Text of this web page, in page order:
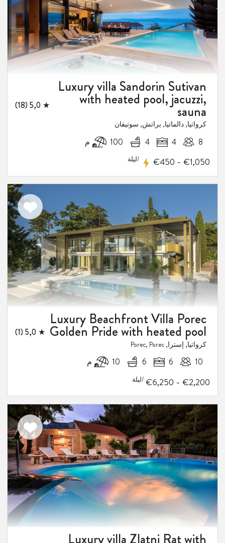
Luxury villa Sandorin Sutivan
with heated pool, jacuzzi,
sauna
★ 5,0 (18)
كرواتيا, دالماتيا, براتش, سوتيفان
8
4
4 100 م
€450 - €1,050 /ليلة
اضف
الى
المفضلة
Luxury Beachfront Villa Porec
Golden Pride with heated pool
★ 5,0 (1)
كرواتيا, إسترا, Porec, Porec
10
6
6 10 م
€2,200
-
€6,250 /ليلة
اضف
الى
المفضلة